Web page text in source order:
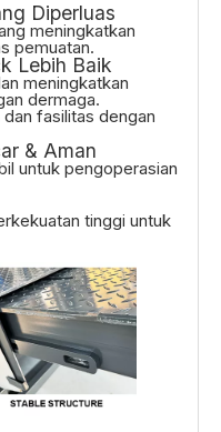
Diperluas
meningkatkan
pemuatan.
Lebih Baik
meningkatkan
dermaga.
fasilitas dengan
& Aman
untuk pengoperasian
tinggi untuk